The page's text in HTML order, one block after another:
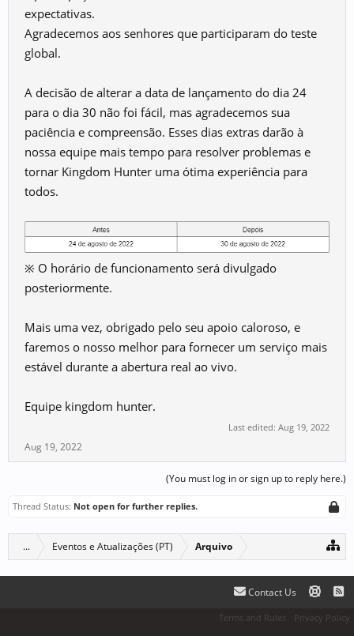
expectativas.
Agradecemos aos senhores que participaram do teste
global.
A decisão de alterar a data de lançamento do dia 24
para o dia 30 não foi fácil, mas agradecemos sua
paciência e compreensão. Esses dias extras darão à
nossa equipe mais tempo para resolver problemas e
tornar Kingdom Hunter uma ótima experiência para
todos.
※ O horário de funcionamento será divulgado
posteriormente.
Mais uma vez, obrigado pelo seu apoio caloroso, e
faremos o nosso melhor para fornecer um serviço mais
estável durante a abertura real ao vivo.
Equipe kingdom hunter.
Last edited: Aug 19, 2022
Aug 19, 2022
(You must log in or sign up to reply here.)
Thread Status: Not open for further replies.
... Eventos e Atualizações (PT) Arquivo
Contact Us
Terms and Rules Privacy Policy